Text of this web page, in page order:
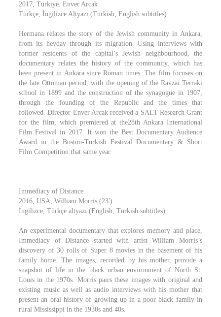
2017, Türkiye. Enver Arcak
Türkçe, İngilizce Altyazı (Turkish, English subtitles)
Hermana relates the story of the Jewish community in Ankara,
from its heyday through its migration. Using interviews with
former residents of the capital’s Jewish neighbourhood, the
documentary relates the history of the community, which has
been present in Ankara since Roman times. The film focuses on
the late Ottoman period, with the opening of the Ravzai Terraki
school in 1899 and the construction of the synagogue in 1907,
through the founding of the Republic and the times that
followed. Director Enver Arcak received a SALT Research Grant
for the film, which premiered at the28th Ankara International
Film Festival in 2017. It won the Best Documentary Audience
Award in the Boston-Turkish Festival Documentary & Short
Film Competition that same year.
Immediacy of Distance
2016, USA, William Morris (23′).
İngilizce, Türkçe altyazı (English, Turkish subtitles)
An experimental documentary that explores memory and place,
Immediacy of Distance started with artist William Morris’s
discovery of 30 rolls of Super 8 movies in the basement of his
family home. The images, recorded by his mother, provide a
snapshot of life in the black urban environment of North St.
Louis in the 1970s. Morris pairs these images with original and
existing music as well as audio interviews with his mother that
present an oral history of growing up in a poor black family in
rural Mississippi in the 1930s and 40s.